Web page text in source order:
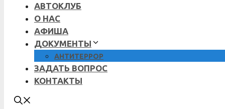
АВТОКЛУБ
О НАС
АФИША
ДОКУМЕНТЫ
АНТИТЕРРОР
ЗАДАТЬ ВОПРОС
КОНТАКТЫ